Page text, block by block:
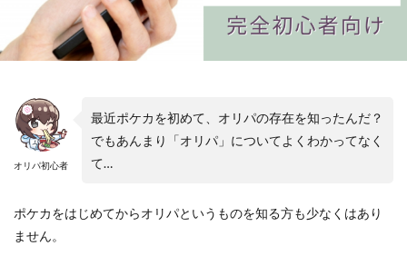
オリパ初心者
最近ポケカを初めて、オリパの存在を知ったんだ？
でもあんまり「オリパ」についてよくわかってなく
て…
ポケカをはじめてからオリパというものを知る方も少なくはあり
ません。